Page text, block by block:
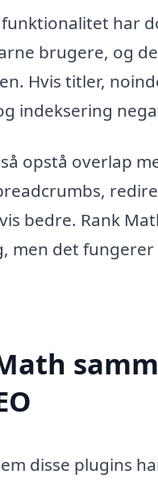
har
brugere, og
Hvis titler,
indeksering
opstå overlap
bedre. Rank
men det
disse plugins